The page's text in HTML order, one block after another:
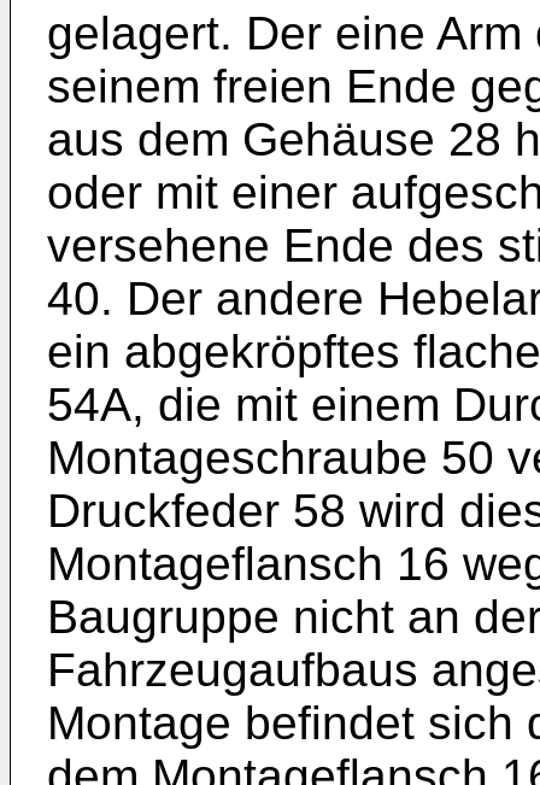
gelagert. Der eine
seinem freien Ende
aus dem Gehäuse 28
oder mit einer
versehene Ende des
40. Der andere
ein abgekröpftes
54A, die mit einem
Montageschraube 50
Druckfeder 58 wird
Montageflansch 16
Baugruppe nicht an
Fahrzeugaufbaus
Montage befindet sich